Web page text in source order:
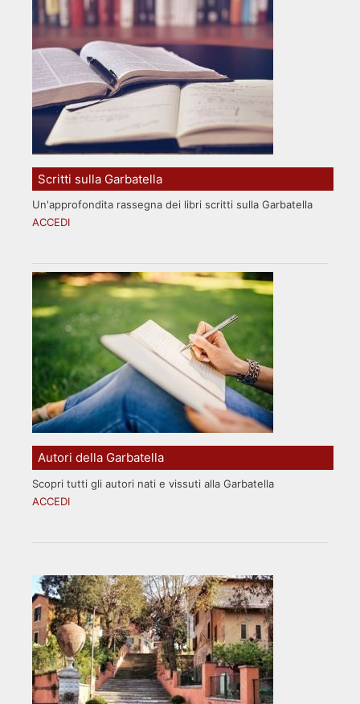
Scritti sulla Garbatella
Un'approfondita rassegna dei libri scritti sulla Garbatella
ACCEDI
Autori della Garbatella
Scopri tutti gli autori nati e vissuti alla Garbatella
ACCEDI